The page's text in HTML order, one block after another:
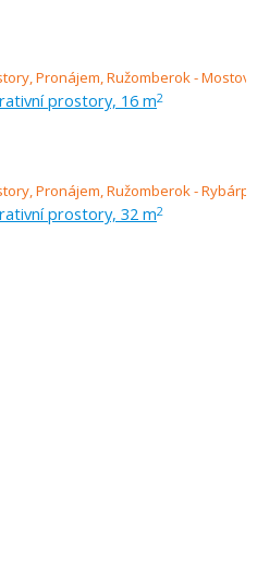
prostory, 16 m2
prostory, 32 m2